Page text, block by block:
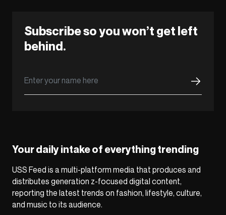
Subscribe so you won’t get left
behind.
Your daily intake of everything trending
USS Feed is a multi-platform media that produces and
distributes generation z-focused digital content,
reporting the latest trends on fashion, lifestyle, culture,
and music to its audience.